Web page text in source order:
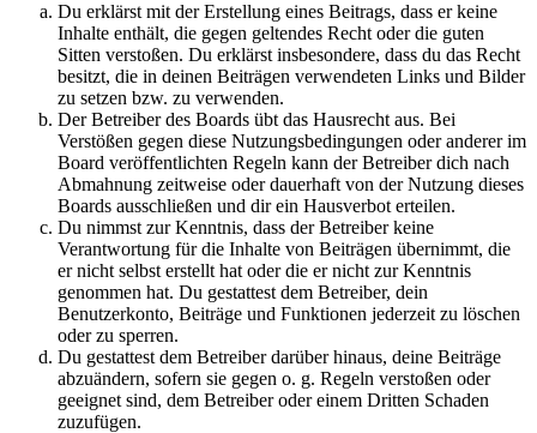
Du erklärst mit der Erstellung eines Beitrags, dass er keine
Inhalte enthält, die gegen geltendes Recht oder die guten
Sitten verstoßen. Du erklärst insbesondere, dass du das Recht
besitzt, die in deinen Beiträgen verwendeten Links und Bilder
zu setzen bzw. zu verwenden.
Der Betreiber des Boards übt das Hausrecht aus. Bei
Verstößen gegen diese Nutzungsbedingungen oder anderer im
Board veröffentlichten Regeln kann der Betreiber dich nach
Abmahnung zeitweise oder dauerhaft von der Nutzung dieses
Boards ausschließen und dir ein Hausverbot erteilen.
Du nimmst zur Kenntnis, dass der Betreiber keine
Verantwortung für die Inhalte von Beiträgen übernimmt, die
er nicht selbst erstellt hat oder die er nicht zur Kenntnis
genommen hat. Du gestattest dem Betreiber, dein
Benutzerkonto, Beiträge und Funktionen jederzeit zu löschen
oder zu sperren.
Du gestattest dem Betreiber darüber hinaus, deine Beiträge
abzuändern, sofern sie gegen o. g. Regeln verstoßen oder
geeignet sind, dem Betreiber oder einem Dritten Schaden
zuzufügen.